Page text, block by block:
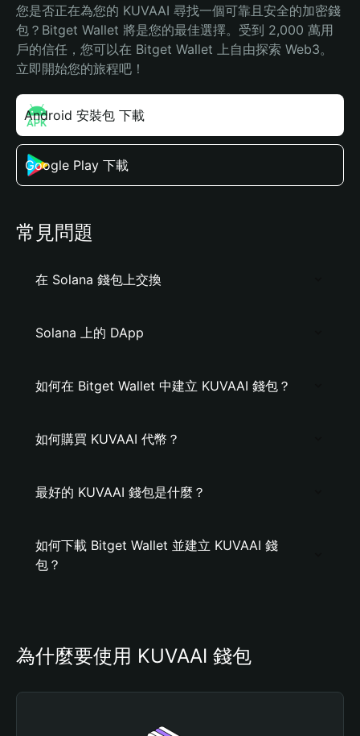
您是否正在為您的 KUVAAI 尋找一個可靠且安全的加密錢
包？Bitget Wallet 將是您的最佳選擇。受到 2,000 萬用
戶的信任，您可以在 Bitget Wallet 上自由探索 Web3。
立即開始您的旅程吧！
Android 安裝包 下載
Google Play 下載
常見問題
在 Solana 錢包上交換
Solana 上的 DApp
如何在 Bitget Wallet 中建立 KUVAAI 錢包？
如何購買 KUVAAI 代幣？
最好的 KUVAAI 錢包是什麼？
如何下載 Bitget Wallet 並建立 KUVAAI 錢
包？
為什麼要使用 KUVAAI 錢包